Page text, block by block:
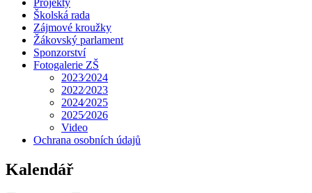
Projekty
Školská rada
Zájmové kroužky
Žákovský parlament
Sponzorství
Fotogalerie ZŠ
2023⁄2024
2022⁄2023
2024⁄2025
2025⁄2026
Video
Ochrana osobních údajů
Kalendář